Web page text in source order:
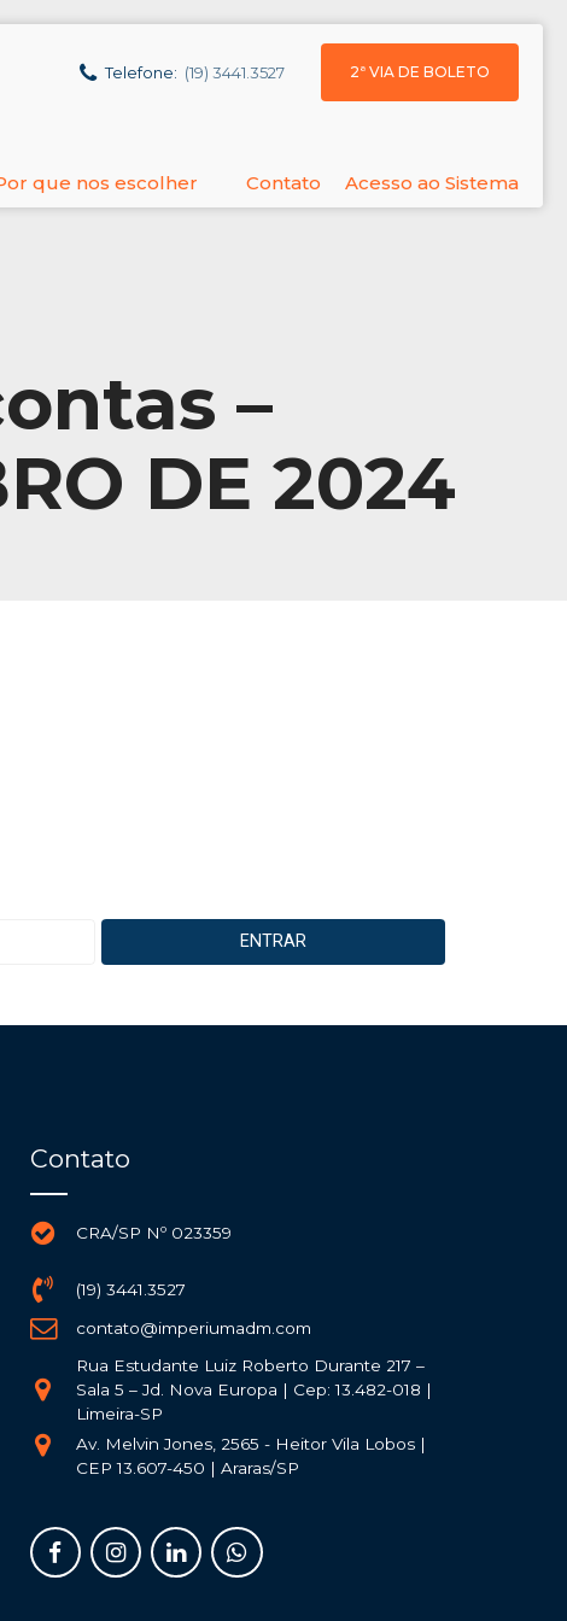
Telefone: (19) 3441.3527 2ª VIA DE BOLETO
que nos escolher Contato Acesso ao Sistema
–
DE 2024
Contato
CRA/SP Nº 023359
(19) 3441.3527
contato@imperiumadm.com
Rua Estudante Luiz Roberto Durante 217 –
Sala 5 – Jd. Nova Europa | Cep: 13.482-018 |
Limeira-SP
Av. Melvin Jones, 2565 - Heitor Vila Lobos |
CEP 13.607-450 | Araras/SP